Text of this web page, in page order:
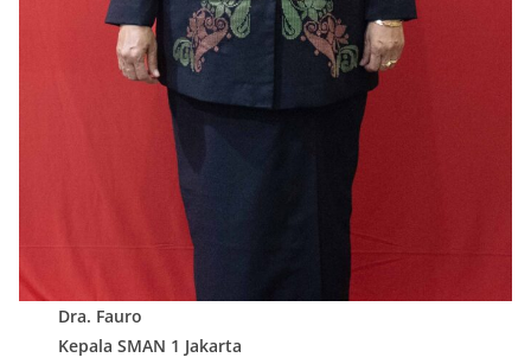
Dra. Fauro
Kepala SMAN 1 Jakarta